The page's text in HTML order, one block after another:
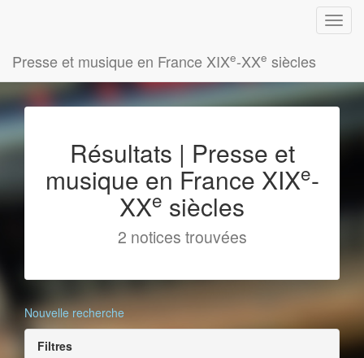
Presse et musique en France XIXe-XXe siècles
Résultats | Presse et
musique en France XIXe-
XXe siècles
2 notices trouvées
Nouvelle recherche
Filtres